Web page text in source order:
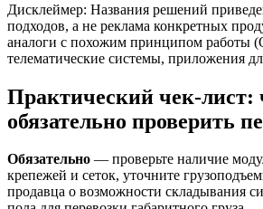
Дисклеймер: Названия решений
подходов, а не реклама конкретных
аналоги с похожим принципом работы
телематические системы, приложения
Практический чек-лист:
обязательно проверить
Обязательно — проверьте наличие
крепежей и сеток, уточните
продавца о возможности складывания